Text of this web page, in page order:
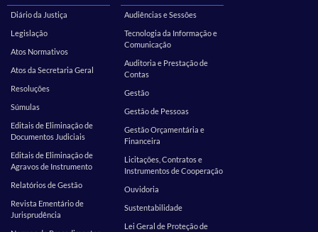
Diário da Justiça
Legislação
Atos Normativos
Atos da Secretaria Geral
Resoluções
Súmulas
Editais de Eliminação de
Documentos Judiciais
Editais de Eliminação de
Agravos de Instrumento
Relatórios de Gestão
Revista Ementário de
Jurisprudência
Audiências e Sessões
Tecnologia da Informação e
Comunicação
Auditoria e Prestação de
Contas
Gestão
Gestão de Pessoas
Gestão Orçamentária e
Financeira
Licitações, Contratos e
Instrumentos de Cooperação
Ouvidoria
Sustentabilidade
Lei Geral de Proteção de